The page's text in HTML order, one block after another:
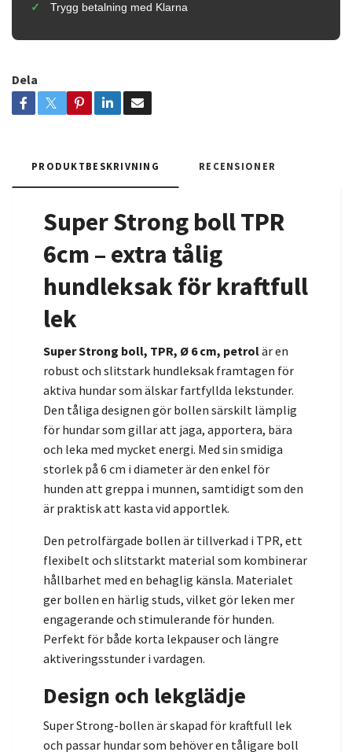
Trygg betalning med Klarna
Dela
PRODUKTBESKRIVNING RECENSIONER
Super Strong boll TPR
6cm – extra tålig
hundleksak för kraftfull
lek
Super Strong boll, TPR, Ø 6 cm, petrolär en
robust och slitstark hundleksak framtagen för
aktiva hundar som älskar fartfyllda lekstunder.
Den tåliga designen gör bollen särskilt lämplig
för hundar som gillar att jaga, apportera, bära
och leka med mycket energi. Med sin smidiga
storlek på 6 cm i diameter är den enkel för
hunden att greppa i munnen, samtidigt som den
är praktisk att kasta vid apportlek.
Den petrolfärgade bollen är tillverkad i TPR, ett
flexibelt och slitstarkt material som kombinerar
hållbarhet med en behaglig känsla. Materialet
ger bollen en härlig studs, vilket gör leken mer
engagerande och stimulerande för hunden.
Perfekt för både korta lekpauser och längre
aktiveringsstunder i vardagen.
Design och lekglädje
Super Strong-bollen är skapad för kraftfull lek
och passar hundar som behöver en tåligare boll